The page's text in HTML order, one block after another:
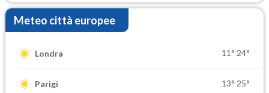
Meteo città europee
Londra 11° 24°
Parigi 13° 25°